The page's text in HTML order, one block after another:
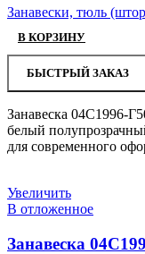
Занавески, тюль
В КОРЗИНУ
БЫСТРЫЙ ЗАКАЗ
Занавеска 04С1996-
белый
для современного
Увеличить
В отложенное
Занавеска